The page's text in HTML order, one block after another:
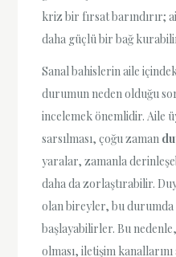
kriz bir fırsat barındırır;
daha güçlü bir bağ
Sanal bahislerin aile
durumun neden olduğu
incelemek önemlidir. Aile
sarsılması, çoğu zaman
yaralar, zamanla
daha da zorlaştırabilir.
olan bireyler, bu durumda
başlayabilirler. Bu
olması, iletişim